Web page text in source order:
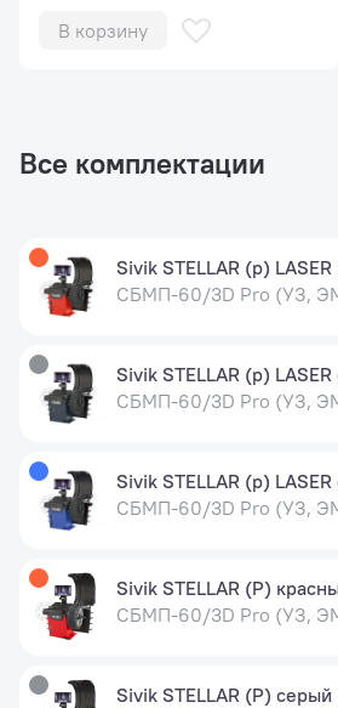
В корзину
Все комплектации
Sivik STELLAR (p)
СБМП-60/3D Pro (УЗ,
Sivik STELLAR (p)
СБМП-60/3D Pro (УЗ,
Sivik STELLAR (p)
СБМП-60/3D Pro (УЗ,
Sivik STELLAR (P)
СБМП-60/3D Pro (УЗ,
Sivik STELLAR (P) серый